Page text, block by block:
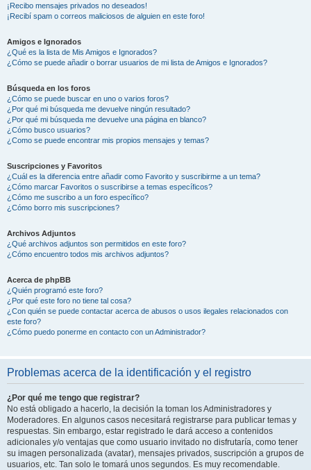
¡Recibo mensajes privados no deseados!
¡Recibí spam o correos maliciosos de alguien en este foro!
Amigos e Ignorados
¿Qué es la lista de Mis Amigos e Ignorados?
¿Cómo se puede añadir o borrar usuarios de mi lista de Amigos e Ignorados?
Búsqueda en los foros
¿Cómo se puede buscar en uno o varios foros?
¿Por qué mi búsqueda me devuelve ningún resultado?
¿Por qué mi búsqueda me devuelve una página en blanco?
¿Cómo busco usuarios?
¿Como se puede encontrar mis propios mensajes y temas?
Suscripciones y Favoritos
¿Cuál es la diferencia entre añadir como Favorito y suscribirme a un tema?
¿Cómo marcar Favoritos o suscribirse a temas específicos?
¿Cómo me suscribo a un foro específico?
¿Cómo borro mis suscripciones?
Archivos Adjuntos
¿Qué archivos adjuntos son permitidos en este foro?
¿Cómo encuentro todos mis archivos adjuntos?
Acerca de phpBB
¿Quién programó este foro?
¿Por qué este foro no tiene tal cosa?
¿Con quién se puede contactar acerca de abusos o usos ilegales relacionados con
este foro?
¿Cómo puedo ponerme en contacto con un Administrador?
Problemas acerca de la identificación y el registro
¿Por qué me tengo que registrar?
No está obligado a hacerlo, la decisión la toman los Administradores y
Moderadores. En algunos casos necesitará registrarse para publicar temas y
respuestas. Sin embargo, estar registrado le dará acceso a contenidos
adicionales y/o ventajas que como usuario invitado no disfrutaría, como tener
su imagen personalizada (avatar), mensajes privados, suscripción a grupos de
usuarios, etc. Tan solo le tomará unos segundos. Es muy recomendable.